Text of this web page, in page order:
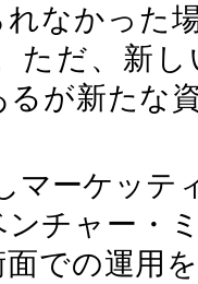
なかった
ただ、新
るが新たな
マーケッテ
チャー・
面での運用